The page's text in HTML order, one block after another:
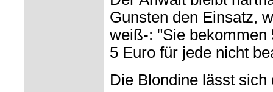
Gunsten den Einsatz,
weiß-: "Sie bekommen
5 Euro für jede nicht
Die Blondine lässt sich